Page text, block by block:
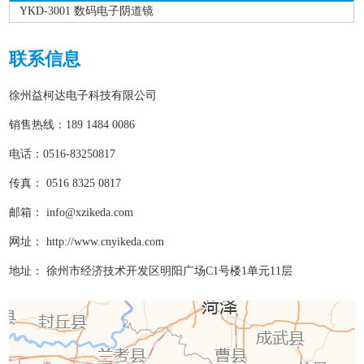
YKD-3001 数码电子阴道镜
联系信息
徐州益柯达电子科技有限公司
销售热线：189 1484 0086
电话：0516-83250817
传真： 0516 8325 0817
邮箱：info@xzikeda.com
网址： http://www.cnyikeda.com
地址： 徐州市经济技术开发区明阳广场C1号楼1单元11层